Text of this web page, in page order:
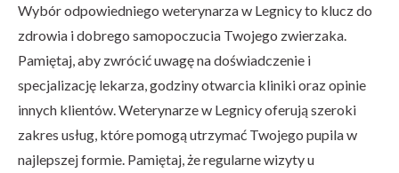
Wybór odpowiedniego weterynarza w Legnicy to klucz do
zdrowia i dobrego samopoczucia Twojego zwierzaka.
Pamiętaj, aby zwrócić uwagę na doświadczenie i
specjalizację lekarza, godziny otwarcia kliniki oraz opinie
innych klientów. Weterynarze w Legnicy oferują szeroki
zakres usług, które pomogą utrzymać Twojego pupila w
najlepszej formie. Pamiętaj, że regularne wizyty u